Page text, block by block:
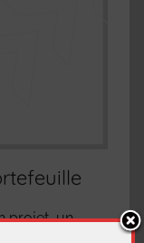
projet, un